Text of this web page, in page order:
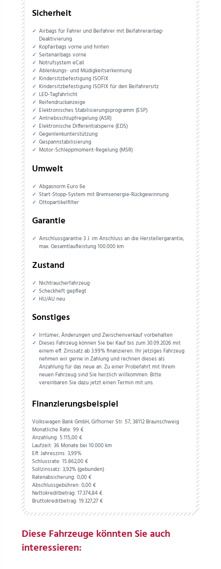
Sicherheit
Airbags für Fahrer und Beifahrer mit Beifahrerairbag-
Deaktivierung
Kopfairbags vorne und hinten
Seitenairbags vorne
Notrufsystem eCall
Ablenkungs- und Müdigkeitserkennung
Kindersitzbefestigung ISOFIX
Kindersitzbefestigung ISOFIX für den Beifahrersitz
LED-Tagfahrlicht
Reifendruckanzeige
Elektronisches Stabilisierungsprogramm (ESP)
Antriebsschlupfregelung (ASR)
Elektronische Differentialsperre (EDS)
Gegenlenkunterstützung
Gespannstabilisierung
Motor-Schleppmoment-Regelung (MSR)
Umwelt
Abgasnorm Euro 6e
Start-Stopp-System mit Bremsenergie-Rückgewinnung
Ottopartikelfilter
Garantie
Anschlussgarantie 3 J. im Anschluss an die Herstellergarantie,
max. Gesamtlaufleistung 100.000 km
Zustand
Nichtraucherfahrzeug
Scheckheft gepflegt
HU/AU neu
Sonstiges
Irrtümer, Änderungen und Zwischenverkauf vorbehalten
Dieses Fahrzeug können Sie bei Kauf bis zum 30.09.2026 mit
einem eff. Zinssatz ab 3.99% finanzieren. Ihr jetziges Fahrzeug
nehmen wir gerne in Zahlung und rechnen dieses als
Anzahlung für das neue an. Zu einer Probefahrt mit Ihrem
neuen Fahrzeug sind Sie herzlich willkommen. Bitte
vereinbaren Sie dazu jetzt einen Termin mit uns.
Finanzierungsbeispiel
Volkswagen Bank GmbH, Gifhorner Str. 57, 38112 Braunschweig
Monatliche Rate: 99 €
Anzahlung: 5.115,00€
Laufzeit: 36 Monate bei 10.000 km
Eff. Jahreszins: 3,99%
Schlussrate: 15.862,00€
Sollzinssatz: 3,92% (gebunden)
Ratenabsicherung: 0,00€
Abschlussgebühren: 0,00€
Nettokreditbetrag: 17.374,84€
Bruttokreditbetrag: 19.327,27€
Diese Fahrzeuge könnten Sie auch
interessieren: